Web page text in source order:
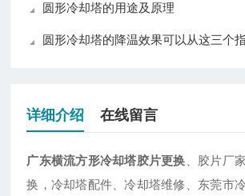
圆形冷却塔的用途及原理
圆形冷却塔的降温效果可以从这三个
详细介绍 在线留言
广东横流方形冷却塔胶片更换 、胶片厂
换，冷却塔配件、冷却塔维修、东莞市